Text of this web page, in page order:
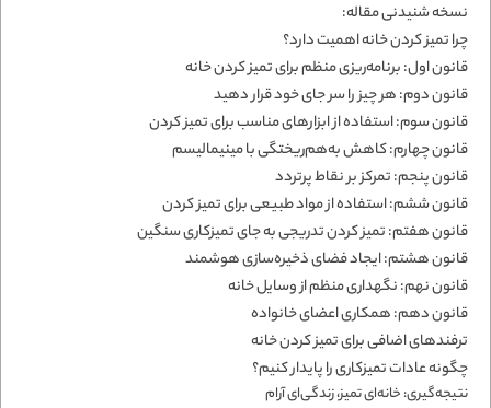
نسخه شنیدنی مقاله:
چرا تمیز کردن خانه اهمیت دارد؟
قانون اول: برنامه‌ریزی منظم برای تمیز کردن خانه
قانون دوم: هر چیز را سر جای خود قرار دهید
قانون سوم: استفاده از ابزارهای مناسب برای تمیز کردن
قانون چهارم: کاهش به‌هم‌ریختگی با مینیمالیسم
قانون پنجم: تمرکز بر نقاط پرتردد
قانون ششم: استفاده از مواد طبیعی برای تمیز کردن
قانون هفتم: تمیز کردن تدریجی به جای تمیزکاری سنگین
قانون هشتم: ایجاد فضای ذخیره‌سازی هوشمند
قانون نهم: نگهداری منظم از وسایل خانه
قانون دهم: همکاری اعضای خانواده
ترفندهای اضافی برای تمیز کردن خانه
چگونه عادات تمیزکاری را پایدار کنیم؟
نتیجه‌گیری: خانه‌ای تمیز، زندگی‌ای آرام